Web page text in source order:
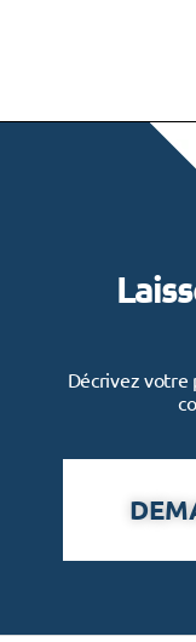
Décrivez votre